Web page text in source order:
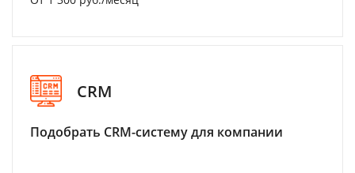
CRM
Подобрать CRM-систему для компании